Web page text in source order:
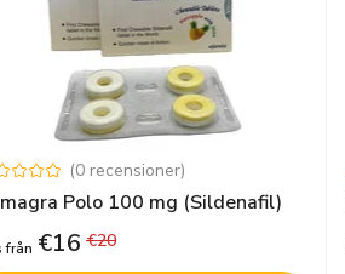
(0 recensioner)
Polo 100 mg (Sildenafil)
från €16 €20